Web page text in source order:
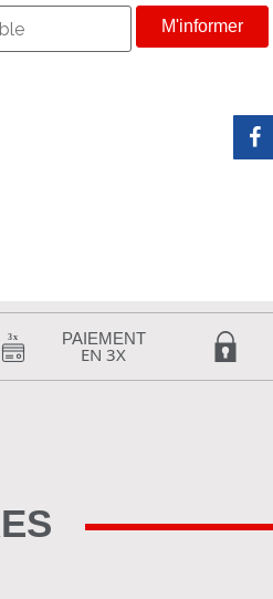
M'informer
PAIEMENT
EN 3X